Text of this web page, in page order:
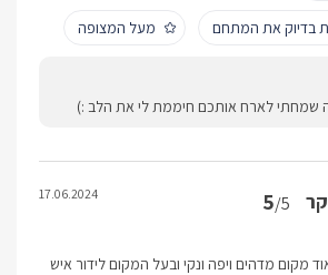
בדיוק את המתחם מעל המצופה
שמחתי לארח אותכם חיממת לי את הלב :)
5/5
17.06.2024
מקום מדהים ויפה ונקי ובעל המקום לידור איש